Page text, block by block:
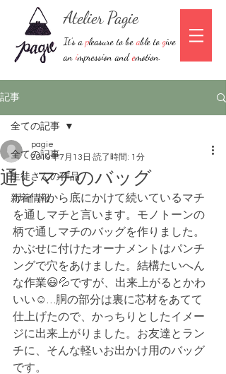
Atelier Pagie
It’s apleasure to beable togive
an impression andemotion.
記事
全ての記事
生徒さんの作品
新着情報
全ての記事
通しマチのバッグ
pagie
2019年7月13日 読了時間: 1分
サイドから底にかけて続いているマチ
を通しマチと言います。モノトーンの
柄で通しマチのバッグを作りました。
かぶせに付けたオーナメントはパンチ
ングで穴をあけました。結構たいへん
な作業😃💦ですが、出来上がるとかわ
いい☺️…胴の部分は裏に芯材をあてて
仕上げたので、かっちりとしたイメー
ジに出来上がりました。お友達とラン
チに、そんな軽いお出かけ用のバッグ
です。